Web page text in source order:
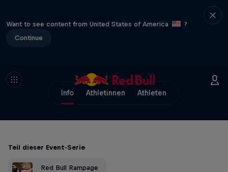
Want to see content from United States of America
?
Continue
Info Athletinnen Athleten
Teil dieser Event-Serie
Red Bull Rampage